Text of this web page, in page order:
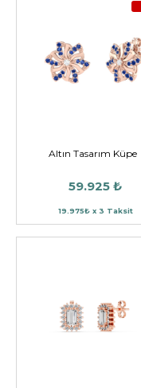
Altın Tasarım Küpe
59.925 ₺
19.975₺ x 3 Taksit